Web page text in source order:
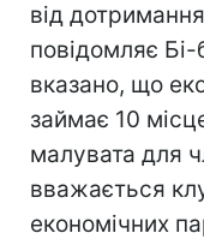
від
повідомляє Бі-
вказано, що
займає 10
малувата для
вважається
економічних